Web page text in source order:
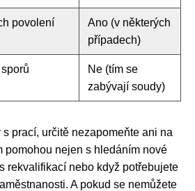
povolení
Ano (v některých
případech)
Ne (tím se
zabývají soudy)
prací, určitě nezapomeňte ani na
pomohou nejen s hledáním nové
rekvalifikací nebo když potřebujete
A pokud se nemůžete